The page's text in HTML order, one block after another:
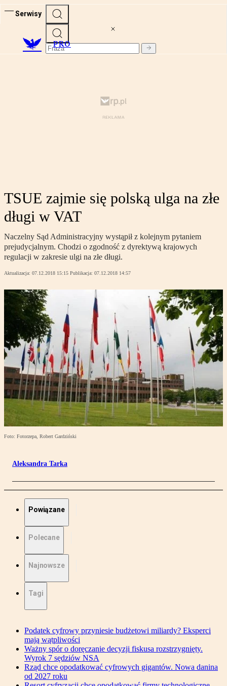
Serwisy
PRO
TSUE zajmie się polską ulga na złe
długi w VAT
Naczelny Sąd Administracyjny wystąpił z kolejnym pytaniem
prejudycjalnym. Chodzi o zgodność z dyrektywą krajowych
regulacji w zakresie ulgi na złe długi.
Aktualizacja: 07.12.2018 15:15 Publikacja: 07.12.2018 14:57
Foto: Fotorzepa, Robert Gardziński
Aleksandra Tarka
Powiązane
Polecane
Najnowsze
Tagi
Podatek cyfrowy przyniesie budżetowi miliardy? Eksperci
mają wątpliwości
Ważny spór o doręczanie decyzji fiskusa rozstrzygnięty.
Wyrok 7 sędziów NSA
Rząd chce opodatkować cyfrowych gigantów. Nowa danina
od 2027 roku